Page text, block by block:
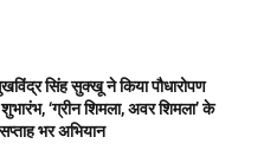
सिंह सुक्खू ने किया पौधारोपण
‘ग्रीन शिमला, अवर शिमला’ के
भर अभियान